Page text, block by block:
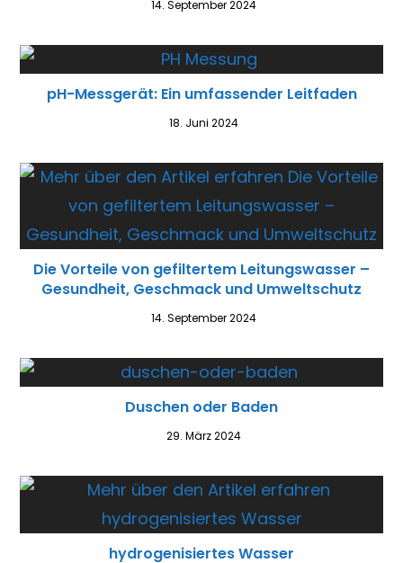
14. September 2024
pH-Messgerät: Ein umfassender Leitfaden
18. Juni 2024
Die Vorteile von gefiltertem Leitungswasser –
Gesundheit, Geschmack und Umweltschutz
14. September 2024
Duschen oder Baden
29. März 2024
hydrogenisiertes Wasser